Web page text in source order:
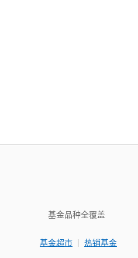
基金品种全覆盖
基金超市 | 热销基金